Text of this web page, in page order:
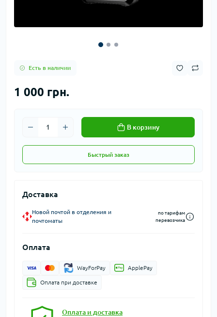
Есть в наличии
1 000 грн.
В корзину
Быстрый заказ
Доставка
Новой почтой в отделения и
почтоматы
по тарифам
перевозчика
Оплата
WayForPay ApplePay
Оплата при доставке
Оплата и доставка